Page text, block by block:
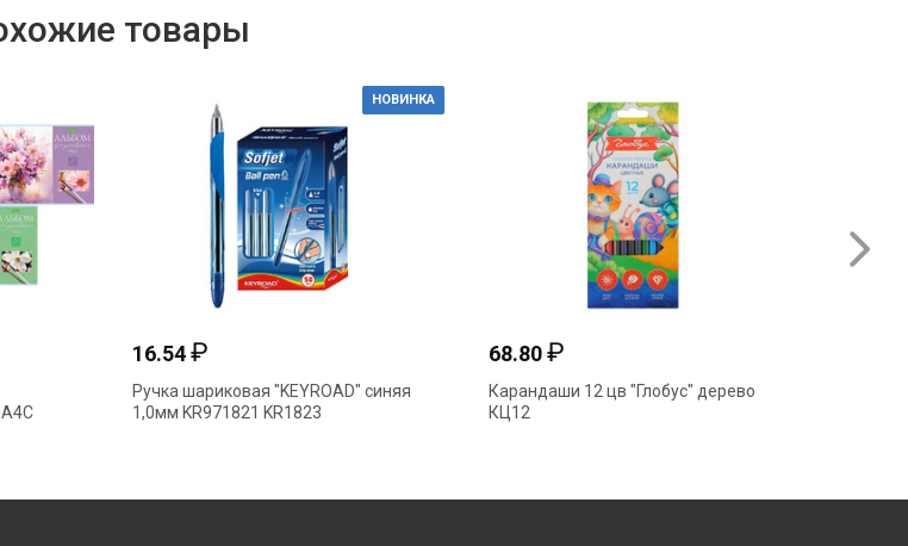
товары
НОВИНКА
16.54₽
Ручка шариковая "KEYROAD" синяя
1,0мм KR971821 KR1823
68.80₽
Карандаши 12 цв "Глобус" дерево
КЦ12